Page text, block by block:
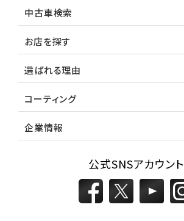
中古車検索
お店を探す
選ばれる理由
コーティング
企業情報
公式SNSアカウント